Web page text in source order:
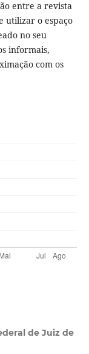
entre a revista
utilizar o espaço
no seu
informais,
com os
de Juiz de